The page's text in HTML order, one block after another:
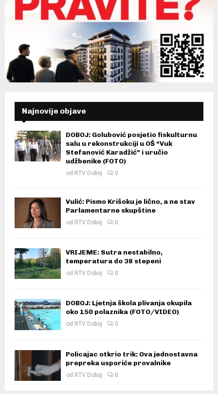
Najnovije objave
DOBOJ: Golubović posjetio fiskulturnu
salu u rekonstrukciji u OŠ “Vuk
Stefanović Karadžić” i uručio
udžbenike (FOTO)
od RTV Doboj 0
Vulić: Pismo Krišoku je lično, a ne stav
Parlamentarne skupštine
od RTV Doboj 0
VRIJEME: Sutra nestabilno,
temperatura do 38 stepeni
od RTV Doboj 0
DOBOJ: Ljetnja škola plivanja okupila
oko 150 polaznika (FOTO/VIDEO)
od RTV Doboj 0
Policajac otkrio trik: Ova jednostavna
prepreka usporiće provalnike
od RTV Doboj 0